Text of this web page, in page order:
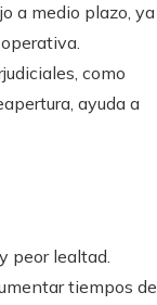
a medio plazo, ya
como
ayuda a
peor lealtad.
tiempos de